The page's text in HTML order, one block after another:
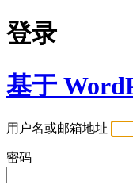
登录
基于
用户名或邮箱地址
密码